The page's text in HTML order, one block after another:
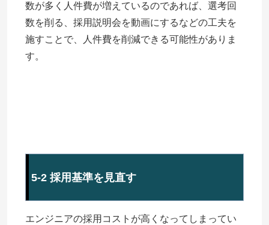
数が多く人件費が増えているのであれば、選考回
数を削る、採用説明会を動画にするなどの工夫を
施すことで、人件費を削減できる可能性がありま
す。
5-2 採用基準を見直す
エンジニアの採用コストが高くなってしまってい